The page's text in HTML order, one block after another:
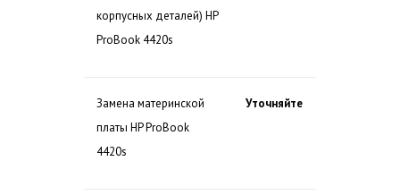
корпусных деталей) HP
ProBook 4420s
Замена материнской
платы HP ProBook
4420s
Уточняйте